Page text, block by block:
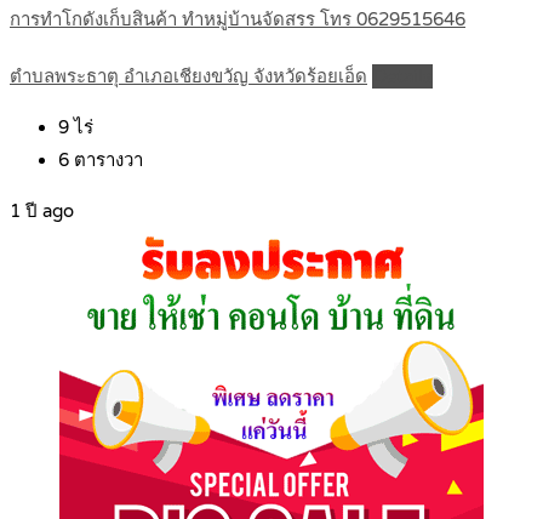
การทำโกดังเก็บสินค้า ทำหมู่บ้านจัดสรร โทร 0629515646
ตำบลพระธาตุ อำเภอเชียงขวัญ จังหวัดร้อยเอ็ด
9ไร่
6 ตารางวา
1 ปี ago